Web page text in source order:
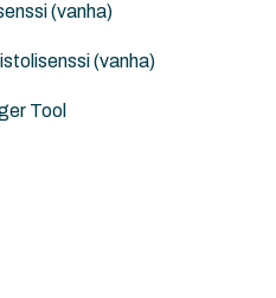
(vanha)
(vanha)
Tool